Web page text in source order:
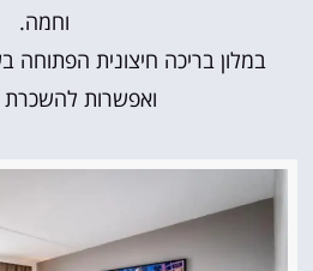
וחמה.
במלון בריכה חיצונית
ואפשרות להשכרת